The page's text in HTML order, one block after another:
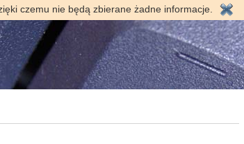
czemu nie będą zbierane żadne informacje.